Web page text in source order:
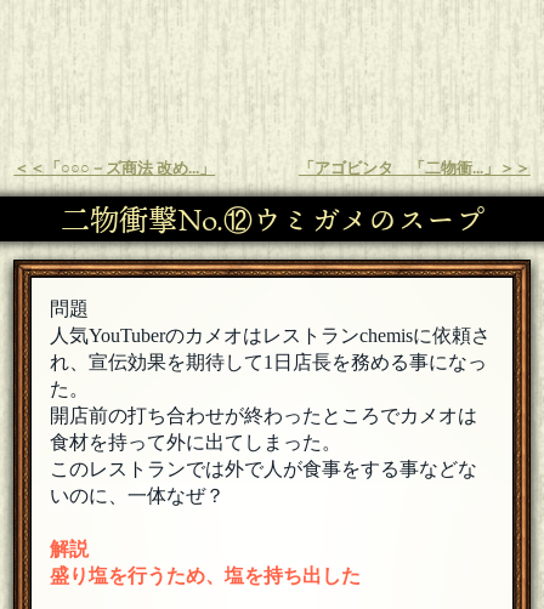
＜＜「○○○－ズ商法 改め...」 「アゴビンタ 「二物衝...」＞＞
二物衝撃No.⑫ウミガメのスープ
問題
人気YouTuberのカメオはレストランchemisに依頼さ
れ、宣伝効果を期待して1日店長を務める事になっ
た。
開店前の打ち合わせが終わったところでカメオは
食材を持って外に出てしまった。
このレストランでは外で人が食事をする事などな
いのに、一体なぜ？
解説
盛り塩を行うため、塩を持ち出した